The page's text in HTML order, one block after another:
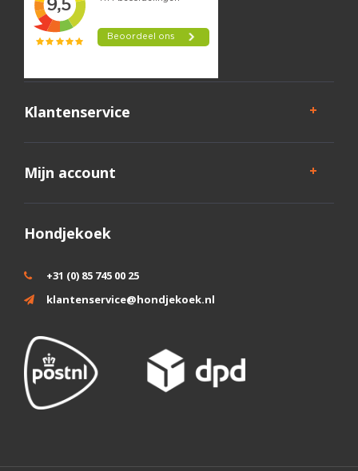
Klantenservice
Mijn account
Hondjekoek
+31 (0) 85 745 00 25
klantenservice@hondjekoek.nl